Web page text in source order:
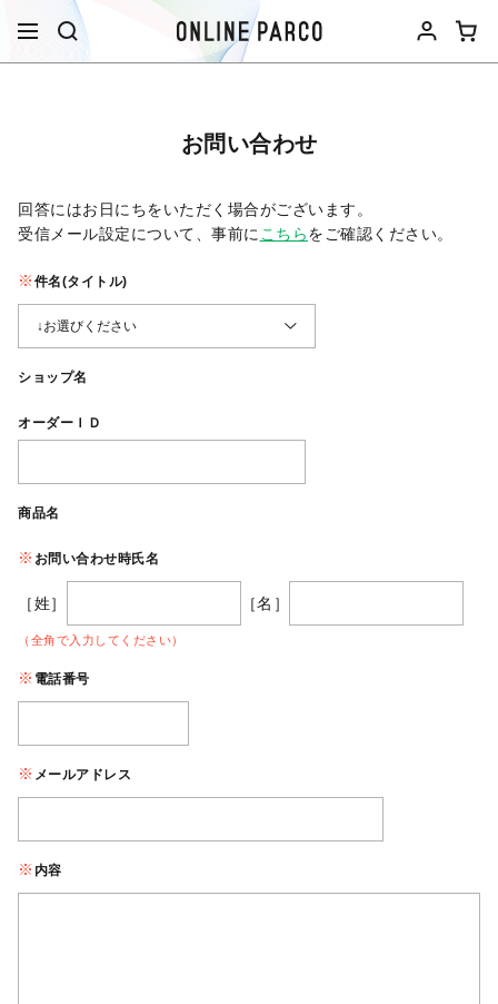
お問い合わせ
回答にはお日にちをいただく場合がございます。
受信メール設定について、事前に こちらをご確認ください。​
件名(タイトル)
ショップ名
オーダーＩＤ
商品名
お問い合わせ時氏名
［姓］ ［名］
（全角で入力してください）
電話番号
メールアドレス
内容